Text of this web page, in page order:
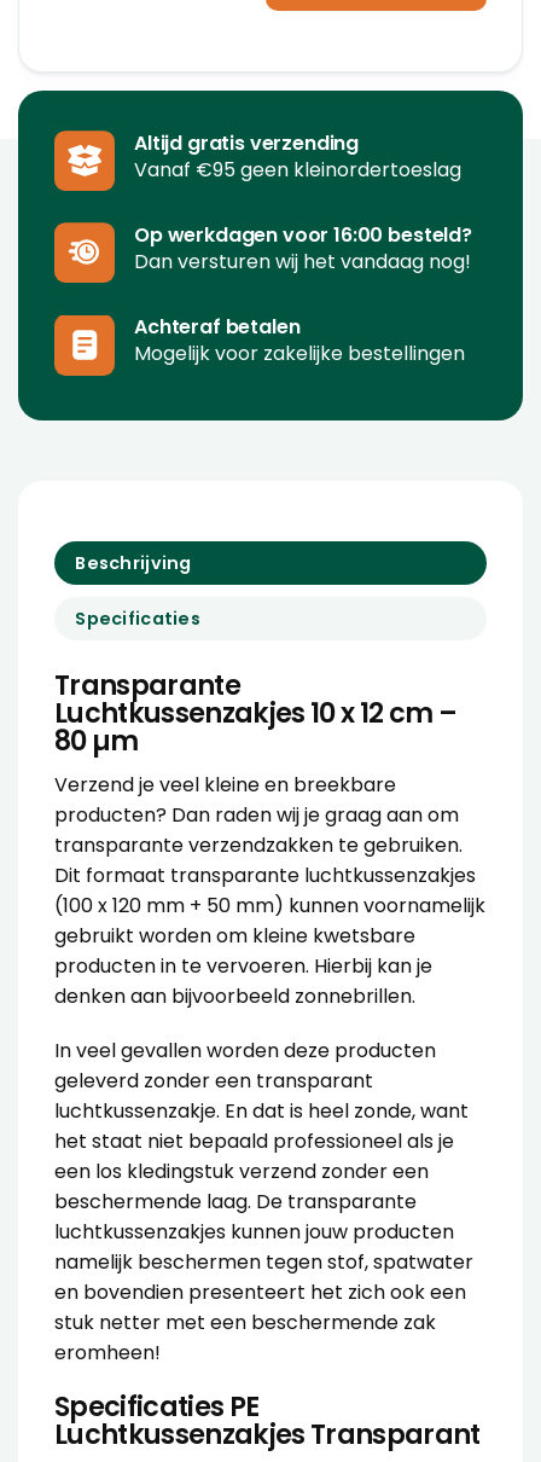
Altijd gratis verzending
Vanaf €95 geen kleinordertoeslag
Op werkdagen voor 16:00 besteld?
Dan versturen wij het vandaag nog!
Achteraf betalen
Mogelijk voor zakelijke bestellingen
Beschrijving
Specificaties
Transparante
Luchtkussenzakjes 10 x 12 cm –
80 µm
Verzend je veel kleine en breekbare
producten? Dan raden wij je graag aan om
transparante verzendzakken te gebruiken.
Dit formaat transparante luchtkussenzakjes
(100 x 120 mm + 50 mm) kunnen voornamelijk
gebruikt worden om kleine kwetsbare
producten in te vervoeren. Hierbij kan je
denken aan bijvoorbeeld zonnebrillen.
In veel gevallen worden deze producten
geleverd zonder een transparant
luchtkussenzakje. En dat is heel zonde, want
het staat niet bepaald professioneel als je
een los kledingstuk verzend zonder een
beschermende laag. De transparante
luchtkussenzakjes kunnen jouw producten
namelijk beschermen tegen stof, spatwater
en bovendien presenteert het zich ook een
stuk netter met een beschermende zak
eromheen!
Specificaties PE
Luchtkussenzakjes Transparant